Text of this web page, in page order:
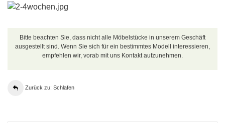
Bitte beachten Sie, dass nicht alle Möbelstücke in unserem Geschäft
ausgestellt sind. Wenn Sie sich für ein bestimmtes Modell interessieren,
empfehlen wir, vorab mit uns Kontakt aufzunehmen.
Zurück zu: Schlafen